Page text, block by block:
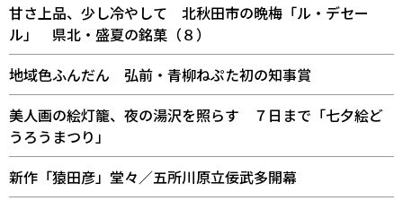
甘さ上品、少し冷やして 北秋田市の晩梅「ル・デセー
ル」 県北・盛夏の銘菓（８）
地域色ふんだん 弘前・青柳ねぷた初の知事賞
美人画の絵灯籠、夜の湯沢を照らす ７日まで「七夕絵ど
うろうまつり」
新作「猿田彦」堂々／五所川原立佞武多開幕